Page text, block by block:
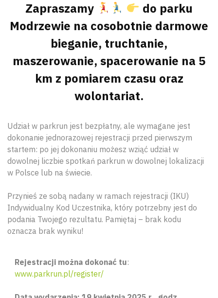
Zapraszamy
do parku
Modrzewie na cosobotnie darmowe
bieganie, truchtanie,
maszerowanie, spacerowanie na 5
km z pomiarem czasu oraz
wolontariat.
Udział w parkrun jest bezpłatny, ale wymagane jest
dokonanie jednorazowej rejestracji przed pierwszym
startem: po jej dokonaniu możesz wziąć udział w
dowolnej liczbie spotkań parkrun w dowolnej lokalizacji
w Polsce lub na świecie.
Przynieś ze sobą nadany w ramach rejestracji (IKU)
Indywidualny Kod Uczestnika, który potrzebny jest do
podania Twojego rezultatu. Pamiętaj – brak kodu
oznacza brak wyniku!
Rejestracji można dokonać tu:
www.parkrun.pl/register/